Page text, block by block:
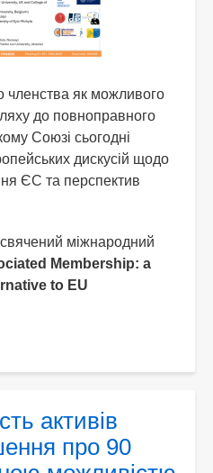
членства як можливого
до повноправного
Союзі сьогодні
дискусій щодо
ЄС та перспектив
міжнародний
Membership: a
to EU
активів
про 90